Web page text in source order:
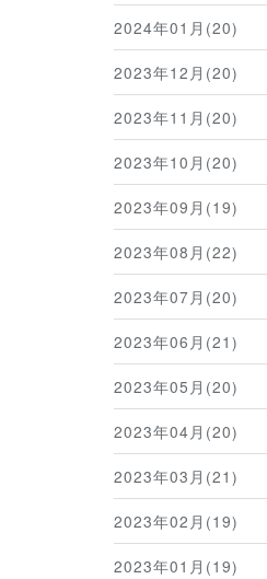
2024年01月(20)
2023年12月(20)
2023年11月(20)
2023年10月(20)
2023年09月(19)
2023年08月(22)
2023年07月(20)
2023年06月(21)
2023年05月(20)
2023年04月(20)
2023年03月(21)
2023年02月(19)
2023年01月(19)